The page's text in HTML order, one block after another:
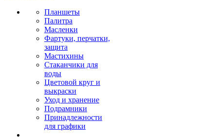
Планшеты
Палитра
Масленки
Фартуки, перчатки,
защита
Мастихины
Стаканчики для
воды
Цветовой круг и
выкраски
Уход и хранение
Подрамники
Принадлежности
для графики